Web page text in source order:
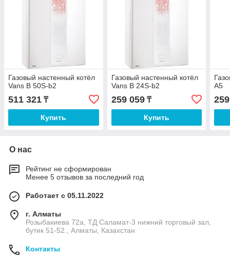
Газовый настенный котёл
Vans B 50S-b2
511 321 ₸
Купить
Газовый настенный котёл
Vans B 24S-b2
259 059₸
Купить
A5
О нас
Рейтинг не сформирован
Менее 5 отзывов за последний год
Работает с 05.11.2022
г. Алматы
Розыбакиева 72а, ТД Саламат-3 нижний торговый зал,
бутик 51-52., Алматы, Казахстан
Контакты